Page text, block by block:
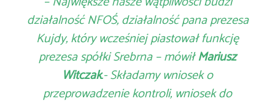
działalność NFOŚ, działalność pana prezesa
Kujdy, który wcześniej piastował funkcję
prezesa spółki Srebrna – mówiłMariusz
Witczak.- Składamy wniosek o
przeprowadzenie kontroli, wniosek do